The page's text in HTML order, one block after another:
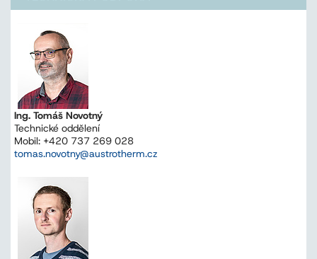
Ing. Tomáš Novotný
Technické oddělení
Mobil: +420 737 269 028
tomas.novotny@austrotherm.cz